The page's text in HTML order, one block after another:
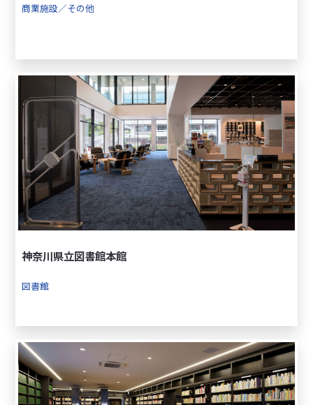
商業施設／その他
神奈川県立図書館本館
図書館